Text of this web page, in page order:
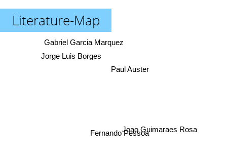
Literature-Map
Joao Guimaraes Rosa
Fernando Pessoa
Paul Auster
Gabriel Garcia Marquez
Jorge Luis Borges